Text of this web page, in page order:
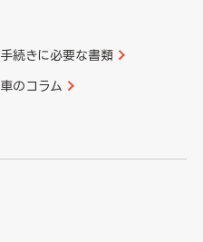
手続きに必要な書類
車のコラム